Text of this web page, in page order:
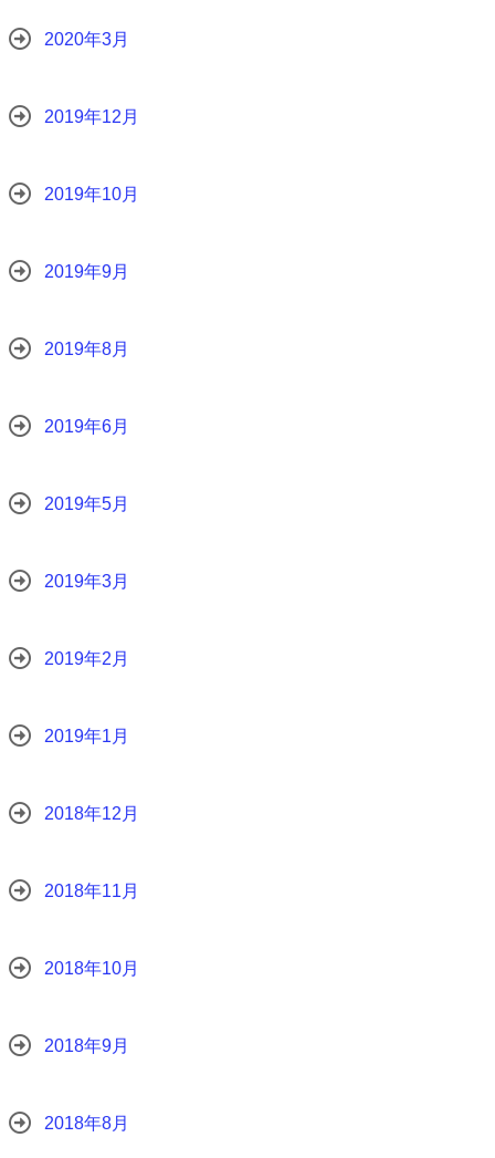
2020年3月
2019年12月
2019年10月
2019年9月
2019年8月
2019年6月
2019年5月
2019年3月
2019年2月
2019年1月
2018年12月
2018年11月
2018年10月
2018年9月
2018年8月